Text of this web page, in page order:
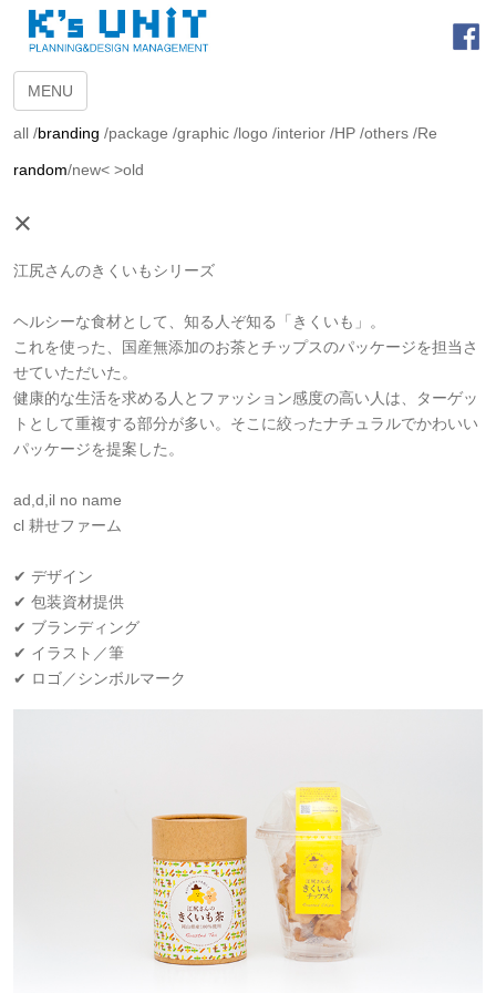
MENU
all /branding /package /graphic /logo /interior /HP /others /Re
random/new< >old
×
江尻さんのきくいもシリーズ
ヘルシーな食材として、知る人ぞ知る「きくいも」。
これを使った、国産無添加のお茶とチップスのパッケージを担当さ
せていただいた。
健康的な生活を求める人とファッション感度の高い人は、ターゲッ
トとして重複する部分が多い。そこに絞ったナチュラルでかわいい
パッケージを提案した。
ad,d,il no name
cl 耕せファーム
✔ デザイン
✔ 包装資材提供
✔ ブランディング
✔ イラスト／筆
✔ ロゴ／シンボルマーク